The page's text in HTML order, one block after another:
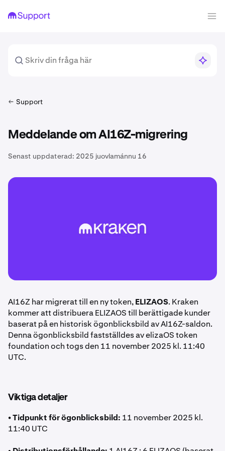
Support
Meddelande om AI16Z-migrering
Senast uppdaterad: 2025 juovlamánnu 16
AI16Z har migrerat till en ny token,ELIZAOS. Kraken
kommer att distribuera ELIZAOS till berättigade kunder
baserat på en historisk ögonblicksbild av AI16Z-saldon.
Denna ögonblicksbild fastställdes av elizaOS token
foundation och togs den 11 november 2025 kl. 11:40
UTC.
Viktiga detaljer
• Tidpunkt för ögonblicksbild: 11 november 2025 kl.
11:40 UTC